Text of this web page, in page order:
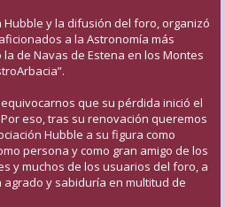
Hubble y la difusión del foro, organizó
a la Astronomía más
de Navas de Estena en los Montes
que su pérdida inició el
eso, tras su renovación queremos
Hubble a su figura como
persona y como gran amigo de los
y muchos de los usuarios del foro, a
y sabiduría en multitud de